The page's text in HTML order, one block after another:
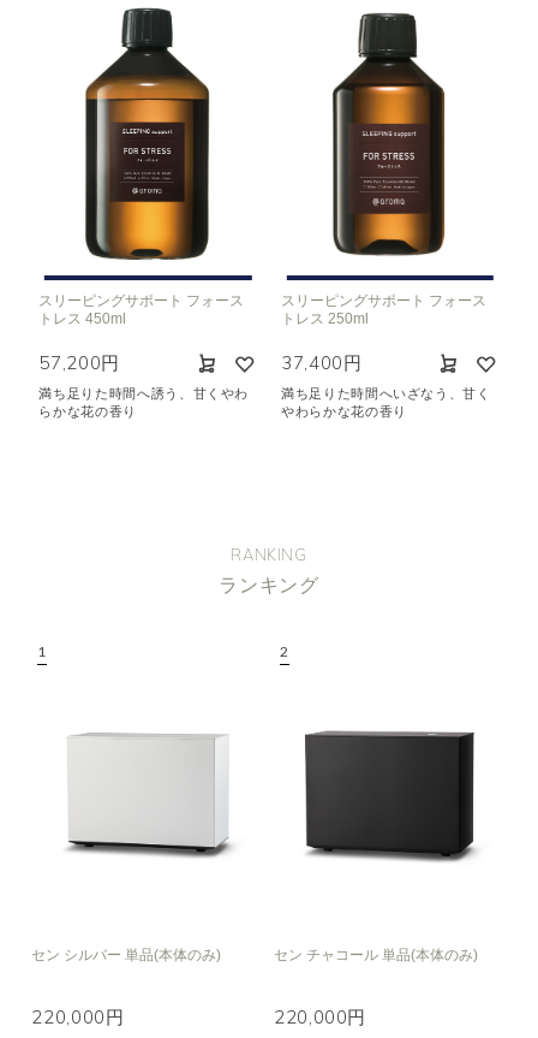
スリーピングサポート フォース
トレス 450ml
57,200円
満ち足りた時間へ誘う、甘くやわ
らかな花の香り
スリーピングサポート フォース
トレス 250ml
37,400円
満ち足りた時間へいざなう、甘く
やわらかな花の香り
RANKING
ランキング
セン シルバー 単品(本体のみ)
220,000円
セン チャコール 単品(本体のみ)
220,000円